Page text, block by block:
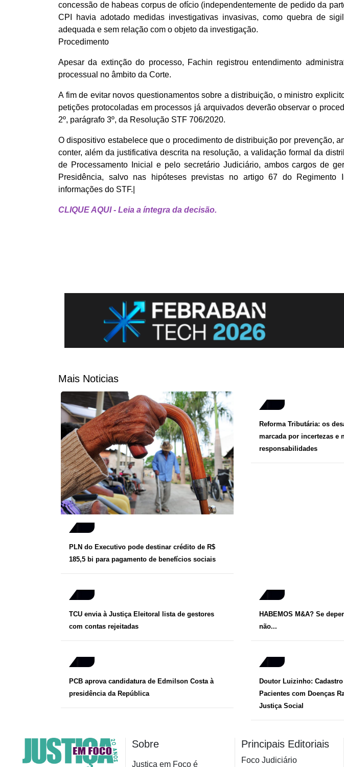
concessão de habeas corpus de ofício (independentemente de pedido da
CPI havia adotado medidas investigativas invasivas, como quebra de
adequada e sem relação com o objeto da investigação.
Procedimento
Apesar da extinção do processo, Fachin registrou entendimento
processual no âmbito da Corte.
A fim de evitar novos questionamentos sobre a distribuição, o ministro
petições protocoladas em processos já arquivados deverão observar o
2º, parágrafo 3º, da Resolução STF 706/2020.
O dispositivo estabelece que o procedimento de distribuição por prevenção,
conter, além da justificativa descrita na resolução, a validação formal da
de Processamento Inicial e pelo secretário Judiciário, ambos cargos de
Presidência, salvo nas hipóteses previstas no artigo 67 do
informações do STF.|
CLIQUE AQUI - Leia a íntegra da decisão.
Mais Noticias
PLN do Executivo pode destinar crédito de R$
185,5 bi para pagamento de benefícios sociais
Reforma Tributária: os
marcada por incertezas e
responsabilidades
TCU envia à Justiça Eleitoral lista de gestores
com contas rejeitadas
HABEMOS M&A? Se
não...
PCB aprova candidatura de Edmilson Costa à
presidência da República
Doutor Luizinho:
Pacientes com Doenças
Justiça Social
Sobre
Justiça em Foco é
Principais Editoriais
Foco Judiciário